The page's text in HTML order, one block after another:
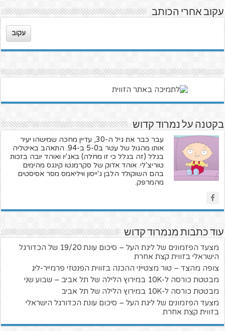
עקוב אחרי הכותב
עקוב
בקטנה על נמרוד קדוש
עבר כבר את גיל ה-30, עדיין מחכה שמישהו יעיר
אותו מהגול של עטר ב5-0 ב-94. התאהב באיטליה
בגלל (זה בגלל כי זו מחלה) באג'יו ואוהד יובה בזכות
טוריצ'לי. אוהד אדוק של סקרמנטו קינגס מהימים
בהם השוקולד הלבן ג'ייסון וויליאמס מסר אסיסטים
מהמרפק.
עוד כתבות מנמרוד קדוש
מצעד הפזמונים של ליגת העל – סיכום עונת 19/20 של הכדורגל
הישראלי בזווית קצת אחרת
צופה מהצד – טור מצטייני ההכנה בזווית הפנטזי פרמייר-ליג
מבטטת כורסה ל-10K במירוץ הלילה של תל אביב – שבוע שני
מבטטת כורסה ל-10K במירוץ הלילה של תל אביב
מצעד הפזמונים של ליגת העל – סיכום עונת הכדורגל הישראלי
בזווית קצת אחרת